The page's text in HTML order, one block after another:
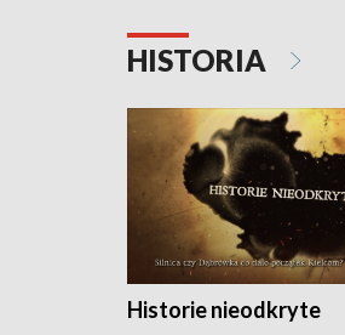
HISTORIA
Historie nieodkryte